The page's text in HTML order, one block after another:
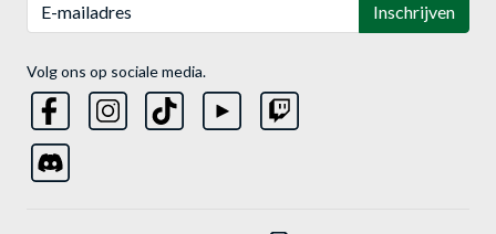
Inschrijven
Volg ons op sociale media.